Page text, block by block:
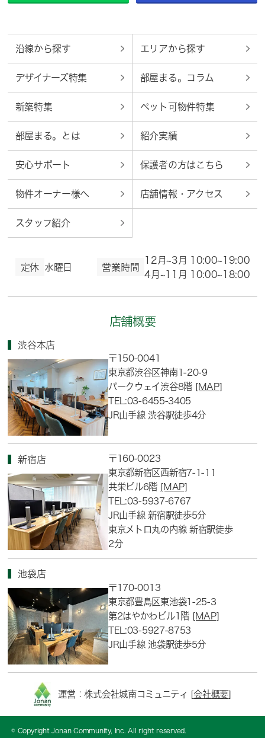
沿線から探す エリアから探す
デザイナーズ特集 部屋まる。コラム
新築特集 ペット可物件特集
部屋まる。とは 紹介実績
安心サポート 保護者の方はこちら
物件オーナー様へ 店舗情報・アクセス
スタッフ紹介
定休 水曜日 営業時間
12月~3月 10:00~19:00
4月~11月 10:00~18:00
店舗概要
渋谷本店
〒150-0041
東京都渋谷区神南1-20-9
パークウェイ渋谷8階 [MAP]
TEL:03-6455-3405
JR山手線 渋谷駅徒歩4分
新宿店
〒160-0023
東京都新宿区西新宿7-1-11
共栄ビル6階 [MAP]
TEL:03-5937-6767
JR山手線 新宿駅徒歩5分
東京メトロ丸の内線 新宿駅徒歩
2分
池袋店
〒170-0013
東京都豊島区東池袋1-25-3
第2はやかわビル1階 [MAP]
TEL:03-5927-8753
JR山手線 池袋駅徒歩5分
運営：株式会社城南コミュニティ [会社概要]
© Copyright Jonan Community, Inc. All right reserved.